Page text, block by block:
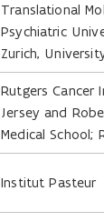
Translational
Psychiatric
Zurich,
Rutgers
Jersey and
Medical School;
Institut Pasteur